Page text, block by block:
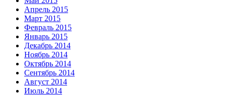
Апрель 2015
Март 2015
Февраль 2015
Январь 2015
Декабрь 2014
Ноябрь 2014
Октябрь 2014
Сентябрь 2014
Август 2014
Июль 2014